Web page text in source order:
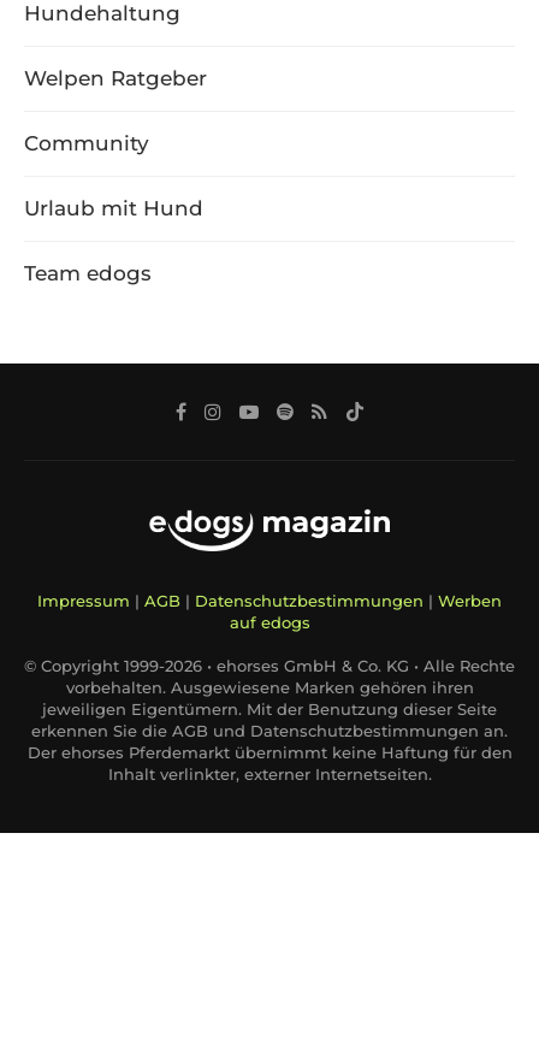
Hundehaltung
Welpen Ratgeber
Community
Urlaub mit Hund
Team edogs
Impressum | AGB | Datenschutzbestimmungen | Werben
auf edogs
© Copyright 1999-2026 • ehorses GmbH & Co. KG • Alle Rechte
vorbehalten. Ausgewiesene Marken gehören ihren
jeweiligen Eigentümern. Mit der Benutzung dieser Seite
erkennen Sie die AGB und Datenschutzbestimmungen an.
Der ehorses Pferdemarkt übernimmt keine Haftung für den
Inhalt verlinkter, externer Internetseiten.